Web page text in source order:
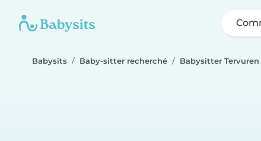
Babysits Baby-sitter recherché Babysitter Tervuren